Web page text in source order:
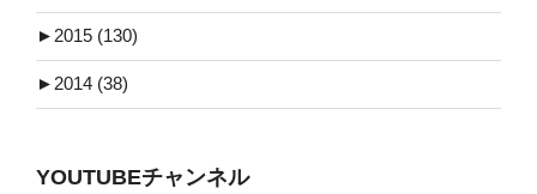
►2015 (130)
►2014 (38)
YOUTUBEチャンネル